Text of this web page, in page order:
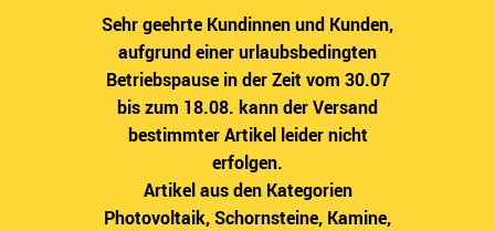
Sehr geehrte Kundinnen und Kunden,
aufgrund einer urlaubsbedingten
Betriebspause in der Zeit vom 30.07
bis zum 18.08. kann der Versand
bestimmter Artikel leider nicht
erfolgen.
Artikel aus den Kategorien
Photovoltaik, Schornsteine, Kamine,